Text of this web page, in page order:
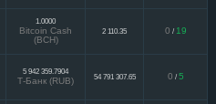
1.0000
Bitcoin Cash
(BCH)
2 110.35 0 / 19
5 942 359.7904
Т-Банк (RUB) 54 791 307.65 0 / 5